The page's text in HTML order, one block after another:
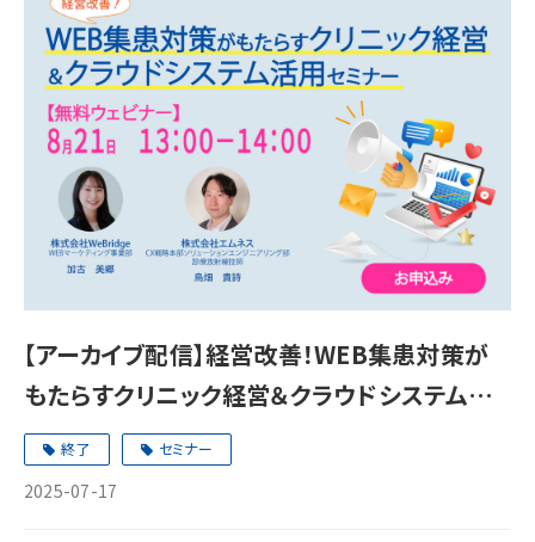
【アーカイブ配信】経営改善！WEB集患対策が
もたらすクリニック経営＆クラウドシステム活
用セミナー
終了 セミナー
2025-07-17